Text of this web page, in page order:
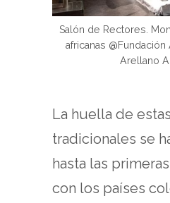
Salón de Rectores.
africanas
Arellano
La huella de
tradicionales se
hasta las
con los países